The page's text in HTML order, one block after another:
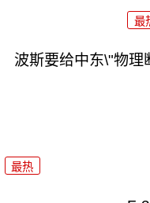
最
波斯要给中东\"物理
最热